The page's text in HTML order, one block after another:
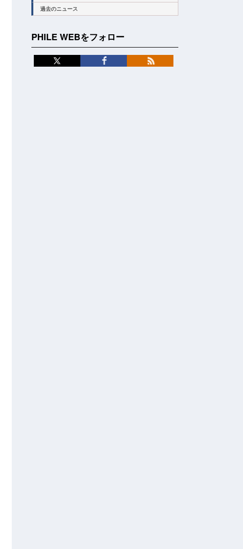
過去のニュース
PHILE WEBをフォロー